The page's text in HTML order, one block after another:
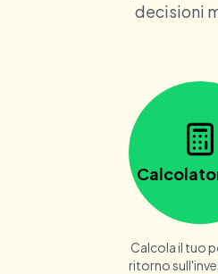
decisioni
Calcola il tuo
ritorno